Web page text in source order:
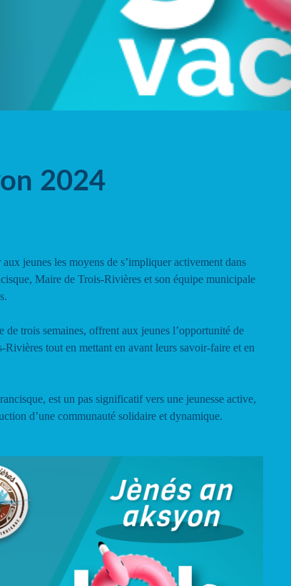
2024
jeunes les moyens de s’impliquer activement dans
Maire de Trois-Rivières et son équipe municipale
de trois semaines, offrent aux jeunes l’opportunité de
Rivières tout en mettant en avant leurs savoir-faire et en
est un pas significatif vers une jeunesse active,
d’une communauté solidaire et dynamique.